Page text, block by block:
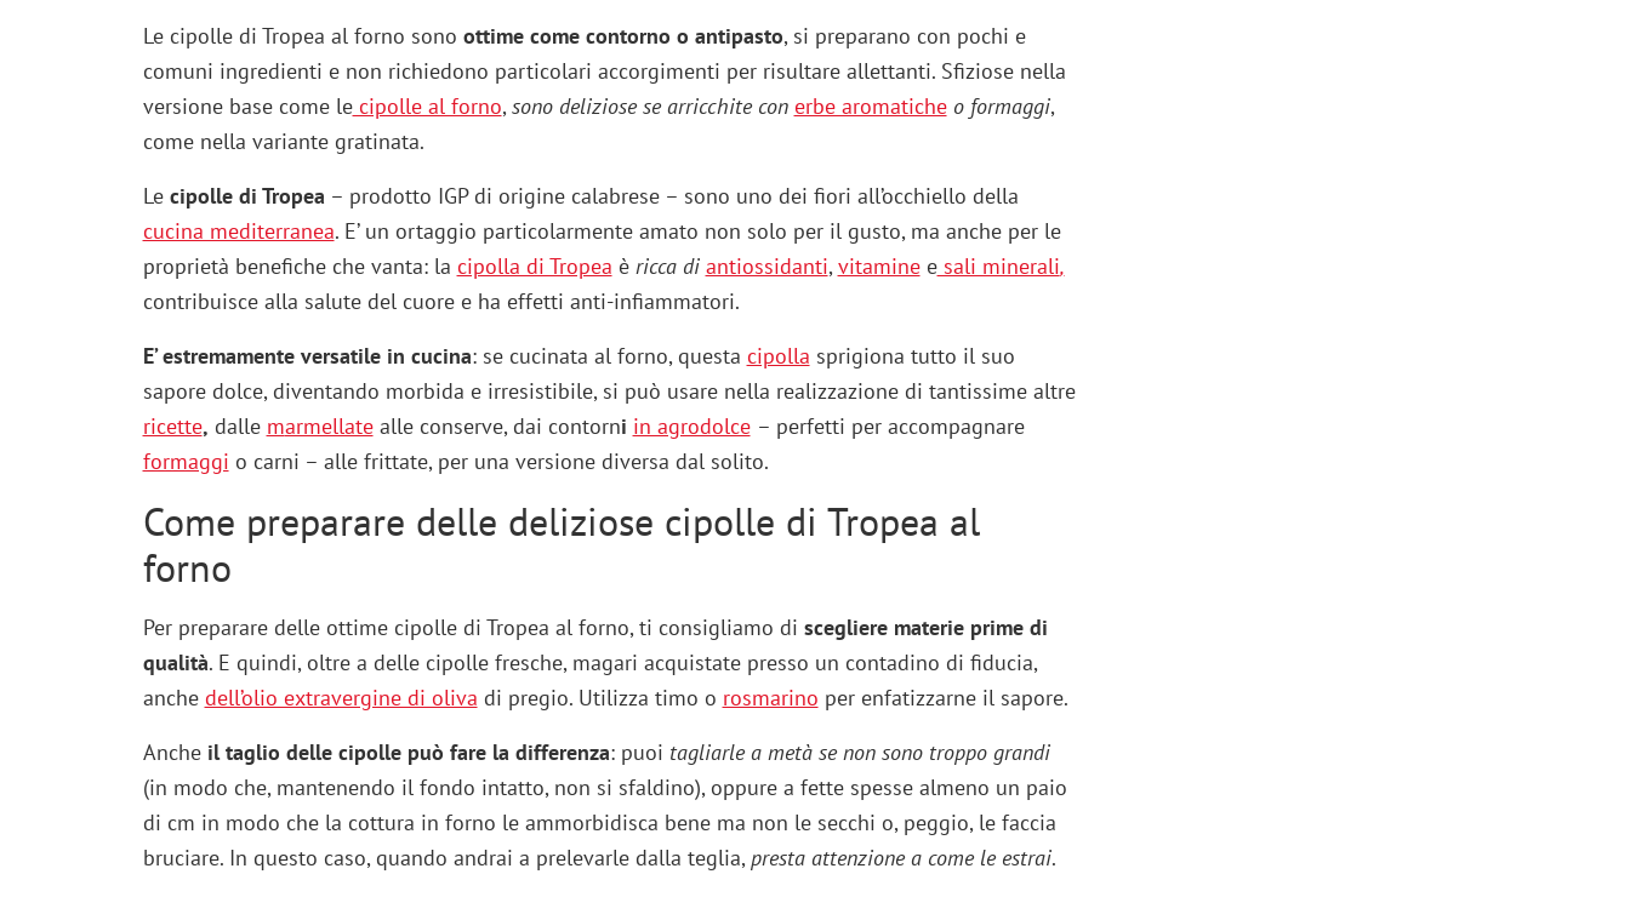
Le cipolle di Tropea al forno sono ottime come contorno o antipasto, si preparano con pochi e
comuni ingredienti e non richiedono particolari accorgimenti per risultare allettanti. Sfiziose nella
versione base come lecipolle al forno,sono deliziose se arricchite con erbe aromatiche o formaggi,
come nella variante gratinata.
Le cipolle di Tropea – prodotto IGP di origine calabrese – sono uno dei fiori all’occhiello della
cucina mediterranea. E’ un ortaggio particolarmente amato non solo per il gusto, ma anche per le
proprietà benefiche che vanta: la cipolla di Tropea è ricca di antiossidanti,vitamineesali minerali,
contribuisce alla salute del cuore e ha effetti anti-infiammatori.
E’ estremamente versatile in cucina: se cucinata al forno, questa cipolla sprigiona tutto il suo
sapore dolce, diventando morbida e irresistibile, si può usare nella realizzazione di tantissime altre
ricette, dalle marmellate alle conserve, dai contorni in agrodolce – perfetti per accompagnare
formaggi o carni – alle frittate, per una versione diversa dal solito.
Come preparare delle deliziose cipolle di Tropea al
forno
Per preparare delle ottime cipolle di Tropea al forno, ti consigliamo di scegliere materie prime di
qualità. E quindi, oltre a delle cipolle fresche, magari acquistate presso un contadino di fiducia,
anche dell’olio extravergine di oliva di pregio. Utilizza timo o rosmarino per enfatizzarne il sapore.
Anche il taglio delle cipolle può fare la differenza: puoi tagliarle a metà se non sono troppo grandi
(in modo che, mantenendo il fondo intatto, non si sfaldino), oppure a fette spesse almeno un paio
di cm in modo che la cottura in forno le ammorbidisca bene ma non le secchi o, peggio, le faccia
bruciare. In questo caso, quando andrai a prelevarle dalla teglia,presta attenzione a come le estrai.